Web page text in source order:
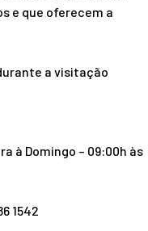
e que oferecem a
a visitação
à Domingo – 09:00h às
1542